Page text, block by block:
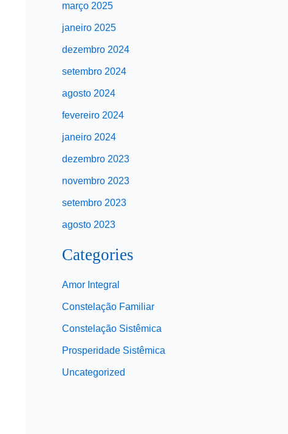
março 2025
janeiro 2025
dezembro 2024
setembro 2024
agosto 2024
fevereiro 2024
janeiro 2024
dezembro 2023
novembro 2023
setembro 2023
agosto 2023
Categories
Amor Integral
Constelação Familiar
Constelação Sistêmica
Prosperidade Sistêmica
Uncategorized